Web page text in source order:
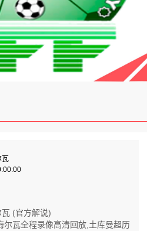
瓦
瓦 (官方解说)
瓦全程录像高清回放,土库曼超历